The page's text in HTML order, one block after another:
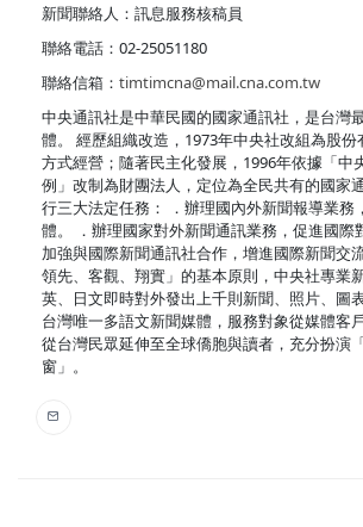
新聞聯絡人：訊息服務核稿員
聯絡電話：02-25051180
聯絡信箱： timtimcna@mail.cna.com.tw
中央通訊社是中華民國的國家通訊社，是台灣
體。 經歷組織改造，1973年中央社改組為股
方式經營；隨著民主化發展，1996年依據「中
例」改制為財團法人，定位為全民共有的國家
行三大法定任務： ．辦理國內外新聞報導業務
體。 ．辦理國家對外新聞通訊業務，促進國際
加強與國際新聞通訊社合作，增進國際新聞交
領先、客觀、翔實」的基本原則，中央社專業
英、日文即時對外發出上千則新聞、照片、圖
台灣唯一多語文新聞媒體，服務對象從媒體客
從台灣民眾延伸至全球僑胞與讀者，充分扮演
窗」。